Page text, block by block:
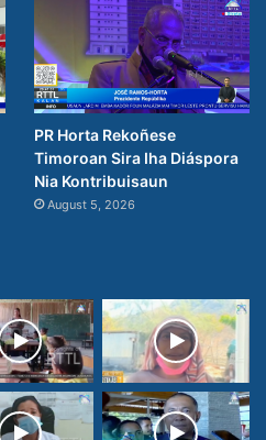
PR Horta Rekoñese
Timoroan Sira Iha Diáspora
Nia Kontribuisaun
August 5, 2026